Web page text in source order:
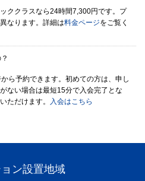
ククラスなら24時間7,300円です。プ
なります。詳細は料金ページをご覧く
ら予約できます。初めての方は、申し
ない場合は最短15分で入会完了とな
ただけます。
入会はこちら
ン設置地域